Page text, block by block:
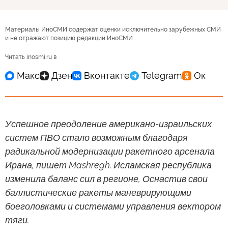
Материалы ИноСМИ содержат оценки исключительно зарубежных СМИ
и не отражают позицию редакции ИноСМИ
Читать inosmi.ru в
Успешное преодоление американо-израильских
систем ПВО стало возможным благодаря
радикальной модернизации ракетного арсенала
Ирана, пишет Mashregh. Исламская республика
изменила баланс сил в регионе, Оснастив свои
баллистические ракеты маневрирующими
боеголовками и системами управления вектором
тяги.